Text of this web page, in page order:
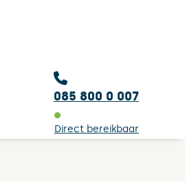
085 800 0 007
Direct bereikbaar